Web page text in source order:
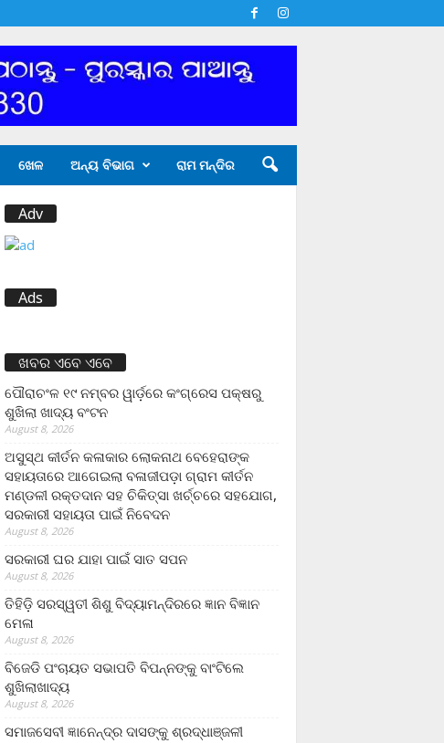
ଖେଳ ଅନ୍ୟ ବିଭାଗ ରାମ ମନ୍ଦିର
Adv
Ads
ଖବର ଏବେ ଏବେ
ପୌରାଚଂଳ ୧୯ ନମ୍ବର ୱାର୍ଡ଼ରେ କଂଗ୍ରେସ ପକ୍ଷରୁ
ଶୁଖିଲା ଖାଦ୍ୟ ବଂଟନ
August 8, 2026
ଅସୁସ୍ଥ କୀର୍ତନ କଳାକାର ଲୋକନାଥ ବେହେରାଙ୍କ
ସହାୟତାରେ ଆଗେଇଲା ବଳାଜୀପଡ଼ା ଗ୍ରାମ କୀର୍ତନ
ମଣ୍ଡଳୀ ରକ୍ତଦାନ ସହ ଚିକିତ୍ସା ଖର୍ଚ୍ଚରେ ସହଯୋଗ,
ସରକାରୀ ସହାୟତା ପାଇଁ ନିବେଦନ
August 8, 2026
ସରକାରୀ ଘର ଯାହା ପାଇଁ ସାତ ସପନ
August 8, 2026
ତିହିଡି଼ ସରସ୍ୱତୀ ଶିଶୁ ବିଦ୍ୟାମନ୍ଦିରରେ ଜ୍ଞାନ ବିଜ୍ଞାନ
ମେଳା
August 8, 2026
ବିଜେଡି ପଂଚାୟତ ସଭାପତି ବିପନ୍ନଙ୍କୁ ବାଂଟିଲେ
ଶୁଖିଲାଖାଦ୍ୟ
August 8, 2026
ସମାଜସେବୀ ଜ୍ଞାନେନ୍ଦ୍ର ଦାସଙ୍କୁ ଶ୍ରଦ୍ଧାଞ୍ଜଳୀ